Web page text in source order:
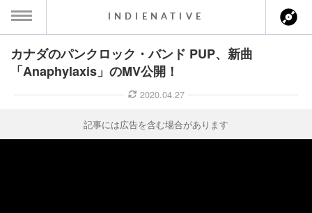
MENU
INDIENATIVE
カナダのパンクロック・バンド PUP、新曲
「Anaphylaxis」のMV公開！
2020.04.27
記事には広告を含む場合があります